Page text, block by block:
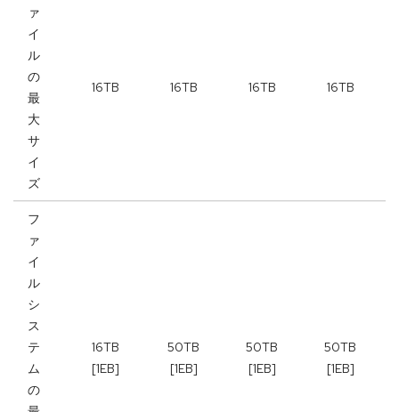
ァ
イ
ル
の
最
大
サ
イ
ズ
16TB 16TB 16TB 16TB
フ
ァ
イ
ル
シ
ス
テ
ム
の
16TB
[1EB]
50TB
[1EB]
50TB
[1EB]
50TB
[1EB]